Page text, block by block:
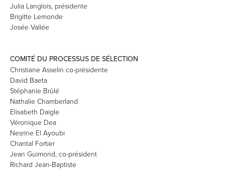
Julia Langlois, présidente
Brigitte Lemonde
Josée Vallée
COMITÉ DU PROCESSUS DE SÉLECTION
Christiane Asselin co-présidente
David Baeta
Stéphanie Brûlé
Nathalie Chamberland
Elisabeth Daigle
Véronique Dea
Nesrine El Ayoubi
Chantal Fortier
Jean Guimond, co-président
Richard Jean-Baptiste